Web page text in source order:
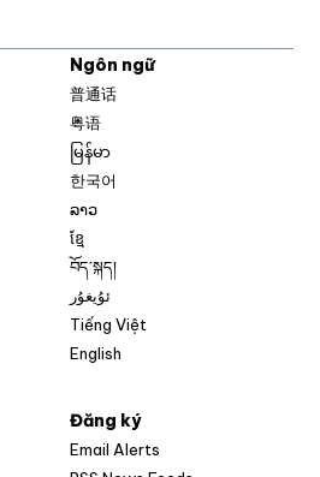
Ngôn ngữ
普通话
粤语
မြန်မာ
한국어
ລາວ
ខ្មែ
བོད་སྐད།
ئۇيغۇر
Tiếng Việt
English
Đăng ký
Email Alerts